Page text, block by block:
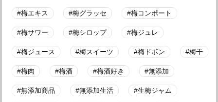
梅エキス 梅グラッセ 梅コンポート
梅サワー 梅シロップ 梅ジュレ
梅ジュース 梅スイーツ 梅ドボン 梅干
梅肉 梅酒 梅酒好き 無添加
無添加商品 無添加生活 生梅ジャム